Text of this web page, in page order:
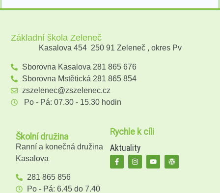
Základní škola Zeleneč
Kasalova 454 250 91 Zeleneč , okres Pv
Sborovna Kasalova 281 865 676
Sborovna Mstětická 281 865 854
zszelenec@zszelenec.cz
Po - Pá: 07.30 - 15.30 hodin
Školní družina
Ranní a konečná družina
Kasalova
281 865 856
Po - Pá: 6.45 do 7.40
Rychle k cíli
Aktuality